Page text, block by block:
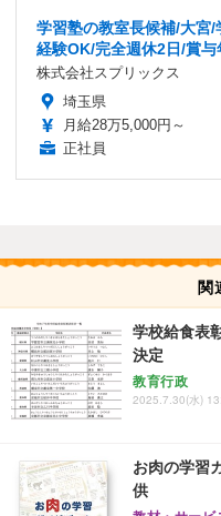
学習塾の教室長候補/大宮
経験OK/完全週休2日/賞与
株式会社スプリックス
埼玉県
月給28万5,000円～
正社員
関
学校給食表
決定
教育行政
2025.7.30(水)
お肉の学習
供